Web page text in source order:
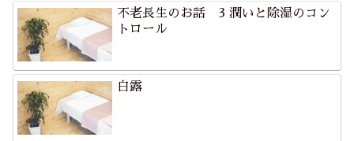
不老長生のお話 3 潤いと除湿のコン
トロール
白露